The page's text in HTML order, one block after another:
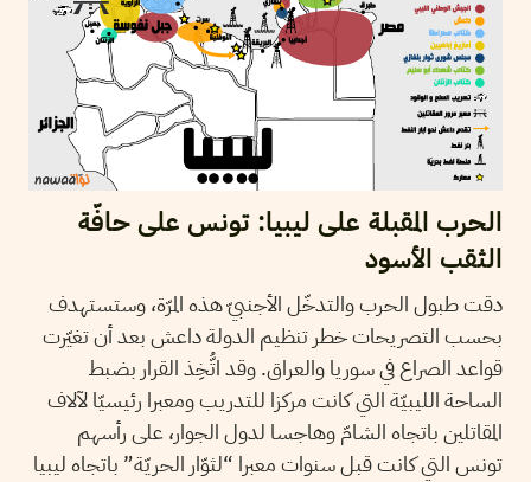
الحرب المقبلة على ليبيا: تونس على حافّة
الثقب الأسود
دقت طبول الحرب والتدخّل الأجنبيّ هذه المرّة، وستستهدف
بحسب التصريحات خطر تنظيم الدولة داعش بعد أن تغيّرت
قواعد الصراع في سوريا والعراق. وقد اتُّخِذ القرار بضبط
الساحة الليبيّة التي كانت مركزا للتدريب ومعبرا رئيسيّا لآلاف
المقاتلين باتجاه الشامّ وهاجسا لدول الجوار، على رأسهم
تونس التي كانت قبل سنوات معبرا “لثوّار الحريّة” باتجاه ليبيا